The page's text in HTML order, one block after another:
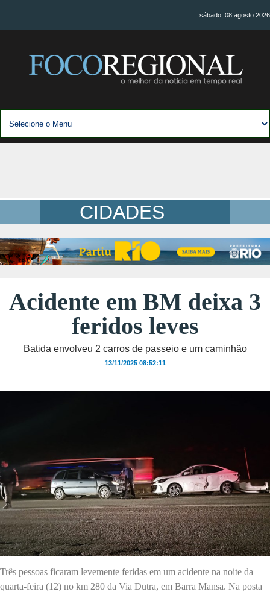
sábado, 08 agosto 2026
CIDADES
Acidente em BM deixa 3
feridos leves
Batida envolveu 2 carros de passeio e um caminhão
13/11/2025 08:52:11
Três pessoas ficaram levemente feridas em um acidente na noite da
quarta-feira (12) no km 280 da Via Dutra, em Barra Mansa. Na posta